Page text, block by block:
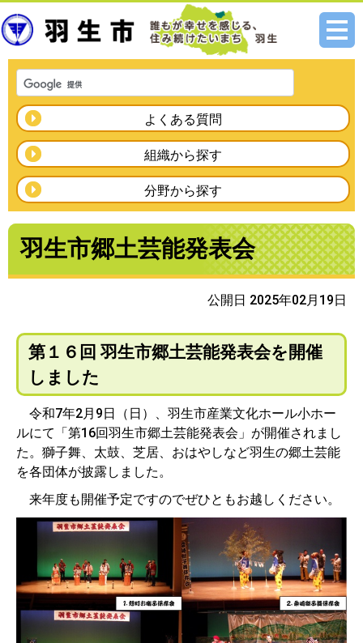
メニ
よくある質問
組織から探す
分野から探す
羽生市郷土芸能発表会
公開日 2025年02月19日
第１６回 羽生市郷土芸能発表会を開催
しました
令和7年2月9日（日）、羽生市産業文化ホール小ホー
ルにて「第16回羽生市郷土芸能発表会」が開催されまし
た。獅子舞、太鼓、芝居、おはやしなど羽生の郷土芸能
を各団体が披露しました。
来年度も開催予定ですのでぜひともお越しください。